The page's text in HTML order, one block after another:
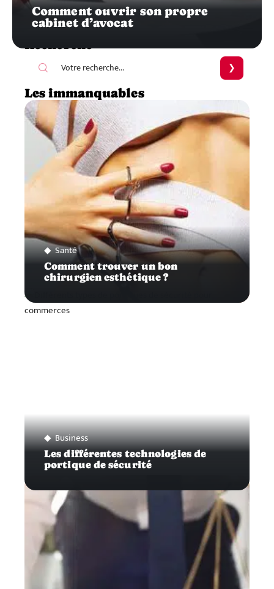
Comment ouvrir son propre
cabinet d’avocat
Les immanquables
Santé
Comment trouver un bon
chirurgien esthétique ?
Business
Les différentes technologies de
portique de sécurité